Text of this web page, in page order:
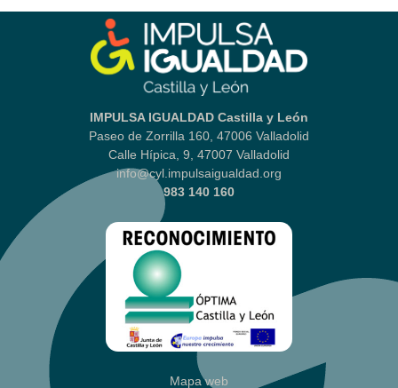
IMPULSA IGUALDAD Castilla y León
Paseo de Zorrilla 160, 47006 Valladolid
Calle Hípica, 9, 47007 Valladolid
info@cyl.impulsaigualdad.org
983 140 160
Mapa web